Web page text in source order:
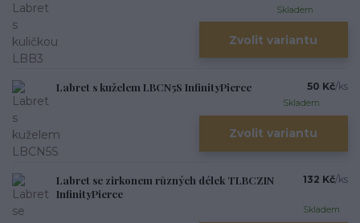
Skladem
Zvolit variantu
Labret s kuželem LBCN5S InfinityPierce 50 Kč/ks
Skladem
Zvolit variantu
Labret se zirkonem různých délek TLBCZIN
InfinityPierce
132 Kč/ks
Skladem